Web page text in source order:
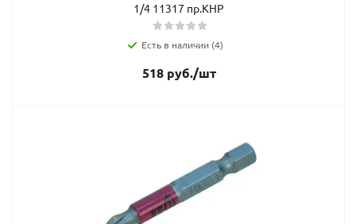
1/4 11317 пр.КНР
Есть в наличии (4)
518руб./шт